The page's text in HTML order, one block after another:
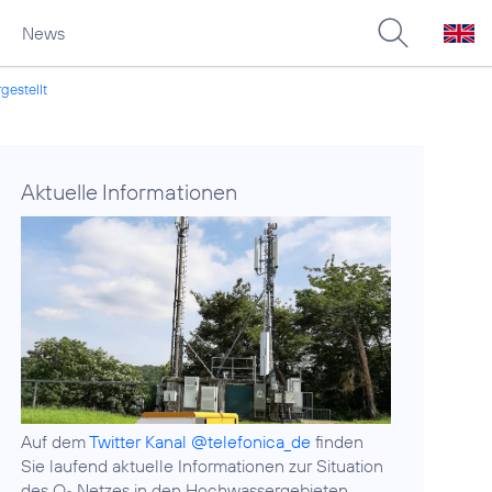
News
Aktuelle Informationen
Auf demTwitter Kanal @telefonica_de finden
Sie laufend aktuelle Informationen zur Situation